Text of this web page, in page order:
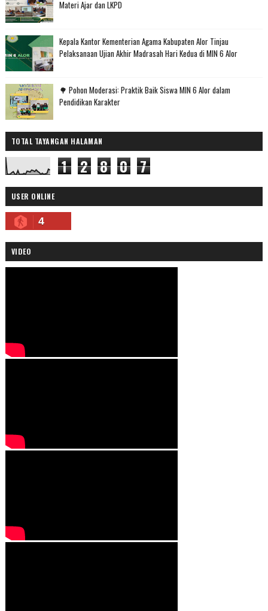
Materi Ajar dan LKPD
Kepala Kantor Kementerian Agama Kabupaten Alor Tinjau
Pelaksanaan Ujian Akhir Madrasah Hari Kedua di MIN 6 Alor
🌳 Pohon Moderasi: Praktik Baik Siswa MIN 6 Alor dalam
Pendidikan Karakter
TOTAL TAYANGAN HALAMAN
1 2 8 0 7
USER ONLINE
4
VIDEO